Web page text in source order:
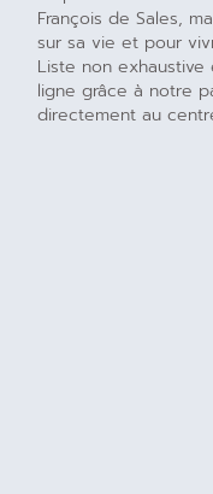
François de Sales,
sur sa vie et pour
Liste non
ligne grâce à notre
directement au